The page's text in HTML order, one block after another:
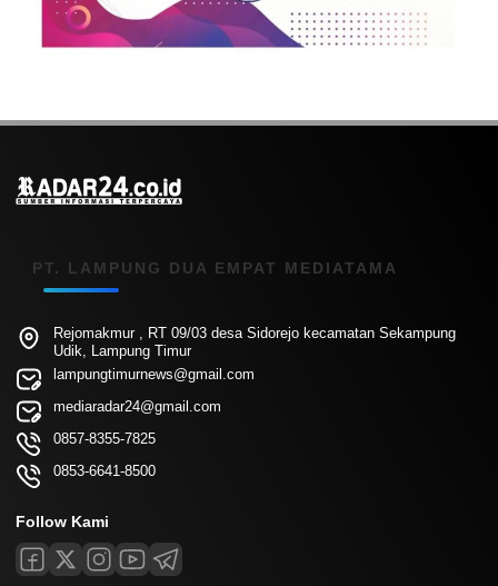
PT. LAMPUNG DUA EMPAT MEDIATAMA
Rejomakmur , RT 09/03 desa Sidorejo kecamatan Sekampung
Udik, Lampung Timur
lampungtimurnews@gmail.com
mediaradar24@gmail.com
0857-8355-7825
0853-6641-8500
Follow Kami